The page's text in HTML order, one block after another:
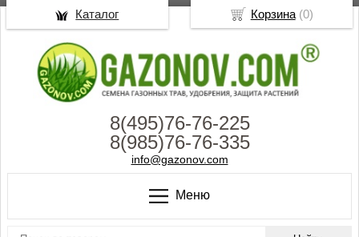
8(495)76-76-225
8(985)76-76-335
info@gazonov.com
Меню
Корзина(0)
Каталог